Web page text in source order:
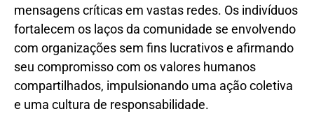
mensagens críticas em vastas redes. Os indivíduos
fortalecem os laços da comunidade se envolvendo
com organizações sem fins lucrativos e afirmando
seu compromisso com os valores humanos
compartilhados, impulsionando uma ação coletiva
e uma cultura de responsabilidade.